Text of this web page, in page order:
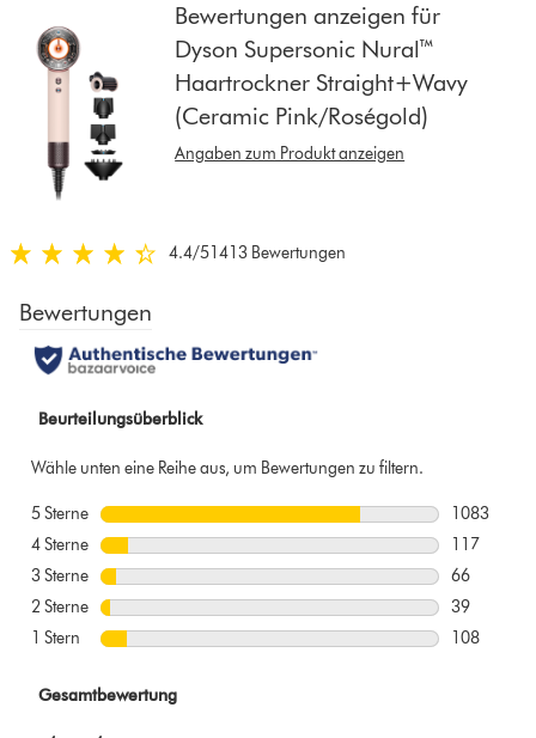
list
to
show
for
that
model
Bewertungen anzeigen für
Dyson Supersonic Nural™
Haartrockner Straight+Wavy
(Ceramic Pink/Roségold)
Angaben zum Produkt anzeigen
4.4
Sternen
Bewertungen
4.4/51413 Bewertungen